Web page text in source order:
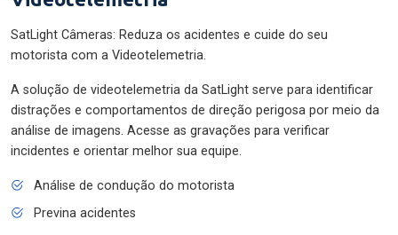
SatLight Câmeras: Reduza os acidentes e cuide do seu
motorista com a Videotelemetria.
A solução de videotelemetria da SatLight serve para identificar
distrações e comportamentos de direção perigosa por meio da
análise de imagens. Acesse as gravações para verificar
incidentes e orientar melhor sua equipe.
Análise de condução do motorista
Previna acidentes